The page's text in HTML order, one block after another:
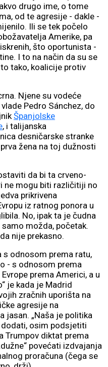
drugo ime, o tome
od te agresije - dakle -
Ili se tek počelo
Amerike, pa
što oportunista -
I to na način da su se
tako, koalicije protiv
Njene su vodeće
Pedro Sánchez, do
Španjolske
, i talijanska
desničarske stranke
žena na toj dužnosti
da bi ta crveno-
ne mogu biti različitiji no
prikrivena
iz ratnog ponora u
No, ipak ta je čudna
možda, početak.
nije prekasno.
s odnosom prema ratu,
- s odnosom prema
prema Americi, a u
je kada je Madrid
zračnih uporišta na
agresije na
jasan. „Naša je politika
dodati, osim podsjetiti
Trumpov diktat prema
povećati izdvajanja
proračuna (čega se